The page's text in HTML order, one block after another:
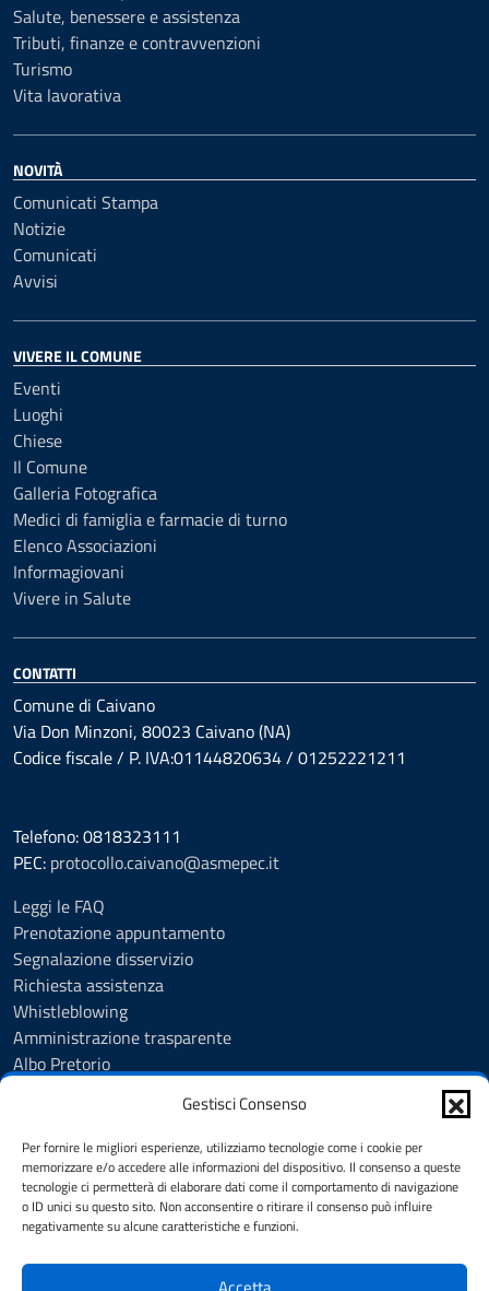
Gestisci Consenso
Per fornire le migliori esperienze, utilizziamo tecnologie come i cookie per
memorizzare e/o accedere alle informazioni del dispositivo. Il consenso a queste
tecnologie ci permetterà di elaborare dati come il comportamento di navigazione
o ID unici su questo sito. Non acconsentire o ritirare il consenso può influire
negativamente su alcune caratteristiche e funzioni.
Salute, benessere e assistenza
Tributi, finanze e contravvenzioni
Turismo
Vita lavorativa
NOVITÀ
Comunicati Stampa
Notizie
Comunicati
Avvisi
VIVERE IL COMUNE
Eventi
Luoghi
Chiese
Il Comune
Galleria Fotografica
Medici di famiglia e farmacie di turno
Elenco Associazioni
Informagiovani
Vivere in Salute
CONTATTI
Comune di Caivano
Via Don Minzoni, 80023 Caivano (NA)
Codice fiscale / P. IVA:01144820634 / 01252221211
Telefono: 0818323111
PEC: protocollo.caivano@asmepec.it
Leggi le FAQ
Prenotazione appuntamento
Segnalazione disservizio
Richiesta assistenza
Whistleblowing
Amministrazione trasparente
Albo Pretorio
Cookie Policy
Informativa privacy videosorveglianza urbana targhe
Feedback
Dichiarazione di accessibilità